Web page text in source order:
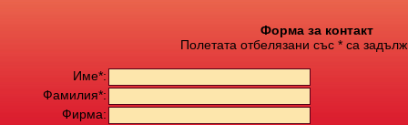
Форма за контакт
Полетата отбелязани със * са
Име*:
Фамилия*:
Фирма: